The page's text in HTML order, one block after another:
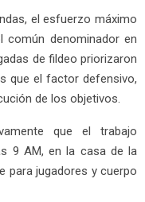
el esfuerzo máximo
común denominador en
de fildeo priorizaron
que el factor defensivo,
de los objetivos.
que el trabajo
9 AM, en la casa de la
para jugadores y cuerpo